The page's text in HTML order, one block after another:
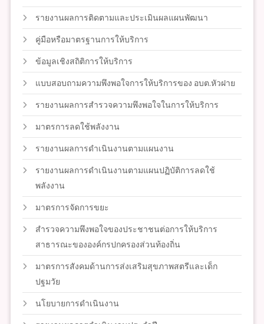
รายงานผลการติดตามและประเมินผลแผนพัฒนา
คู่มือหรือมาตรฐานการให้บริการ
ข้อมูลเชิงสถิติการให้บริการ
แบบสอบถามความพึงพอใจการให้บริการของ อบต.หัวฝาย
รายงานผลการสำรวจความพึงพอใจในการให้บริการ
มาตรการลดใช้พลังงาน
รายงานผลการดำเนินงานตามแผนงาน
รายงานผลการดำเนินงานตามแผนปฏิบัติการลดใช้
พลังงาน
มาตรการจัดการขยะ
สำรวจความพึงพอใจของประชาชนต่อการให้บริการ
สาธารณะขององค์กรปกครองส่วนท้องถิ่น
มาตรการสังคมด้านการส่งเสริมสุขภาพสตรีและเด็ก
ปฐมวัย
นโยบายการดำเนินงาน